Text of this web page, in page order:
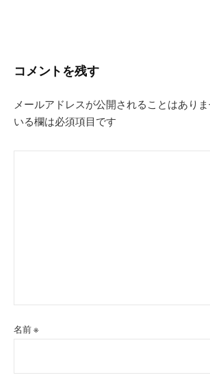
コメントを残す
メールアドレスが公開されることはありま
いる欄は必須項目です
名前※